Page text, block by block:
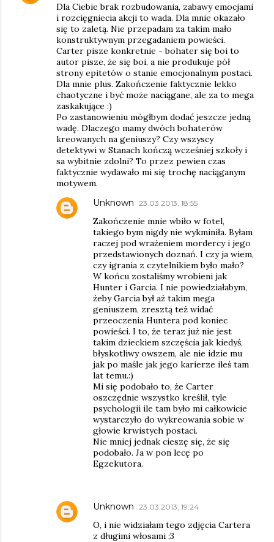
Dla Ciebie brak rozbudowania, zabawy emocjami
i rozcięgniecia akcji to wada. Dla mnie okazało
się to zaletą. Nie przepadam za takim mało
konstruktywnym przegadaniem powieści.
Carter pisze konkretnie - bohater się boi to
autor pisze, że się boi, a nie produkuje pół
strony epitetów o stanie emocjonalnym postaci.
Dla mnie plus. Zakończenie faktycznie lekko
chaotyczne i być może naciągane, ale za to mega
zaskakujące :)
Po zastanowieniu mógłbym dodać jeszcze jedną
wadę. Dlaczego mamy dwóch bohaterów
kreowanych na geniuszy? Czy wszyscy
detektywi w Stanach kończą wcześniej szkoły i
sa wybitnie zdolni? To przez pewien czas
faktycznie wydawało mi się trochę naciąganym
motywem.
Unknown 23.03.2013, 18:55
Zakończenie mnie wbiło w fotel,
takiego bym nigdy nie wykminiła. Byłam
raczej pod wrażeniem mordercy i jego
przedstawionych doznań. I czy ja wiem,
czy igrania z czytelnikiem było mało?
W końcu zostaliśmy wrobieni jak
Hunter i Garcia. I nie powiedziałabym,
żeby Garcia był aż takim mega
geniuszem, zresztą też widać
przeoczenia Huntera pod koniec
powieści. I to, że teraz już nie jest
takim dzieckiem szczęścia jak kiedyś,
błyskotliwy owszem, ale nie idzie mu
jak po maśle jak jego karierze ileś tam
lat temu.:)
Mi się podobało to, że Carter
oszczędnie wszystko kreślił, tyle
psychologii ile tam było mi całkowicie
wystarczyło do wykreowania sobie w
głowie krwistych postaci.
Nie mniej jednak cieszę się, że się
podobało. Ja w pon lecę po
Egzekutora.
Unknown 23.03.2013, 19:24
O, i nie widziałam tego zdjęcia Cartera
z długimi włosami ;3